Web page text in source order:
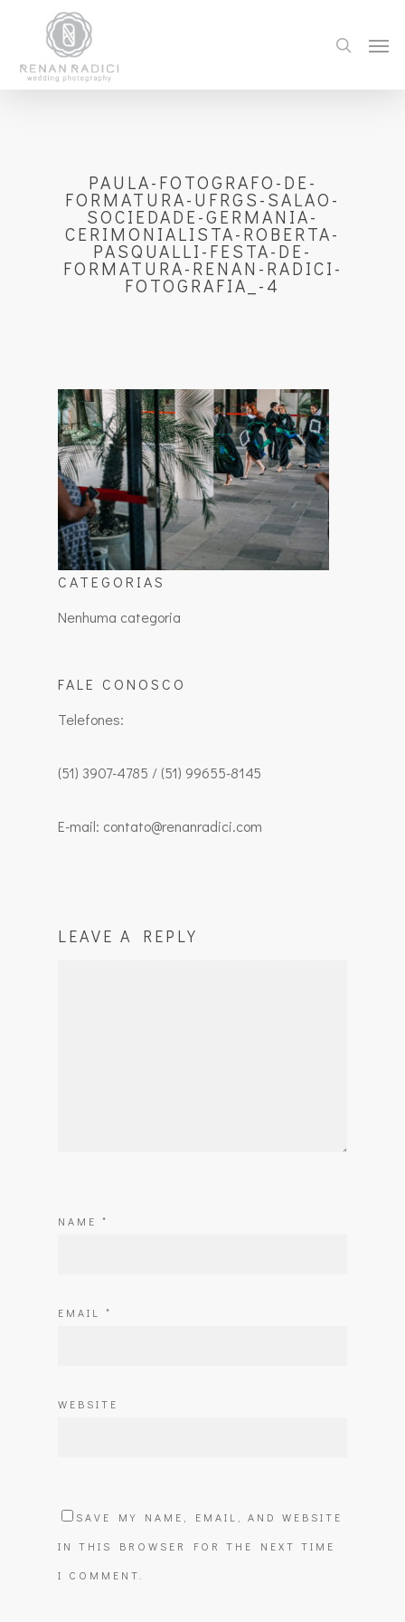
PAULA-FOTOGRAFO-DE-
FORMATURA-UFRGS-SALAO-
SOCIEDADE-GERMANIA-
CERIMONIALISTA-ROBERTA-
PASQUALLI-FESTA-DE-
FORMATURA-RENAN-RADICI-
FOTOGRAFIA_-4
CATEGORIAS
Nenhuma categoria
FALE CONOSCO
Telefones:
(51) 3907-4785 / (51) 99655-8145
E-mail: contato@renanradici.com
LEAVE A REPLY
NAME *
EMAIL *
WEBSITE
SAVE MY NAME, EMAIL, AND WEBSITE
IN THIS BROWSER FOR THE NEXT TIME
I COMMENT.